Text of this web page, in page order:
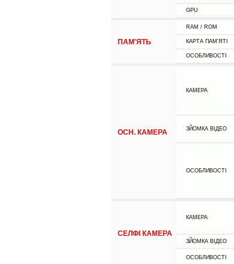
GPU
ПАМ'ЯТЬ
RAM / ROM
КАРТА ПАМ'ЯТІ
ОСОБЛИВОСТІ
ОСН. КАМЕРА
КАМЕРА
ЗЙОМКА ВІДЕО
ОСОБЛИВОСТІ
СЕЛФІ КАМЕРА
КАМЕРА
ЗЙОМКА ВІДЕО
ОСОБЛИВОСТІ